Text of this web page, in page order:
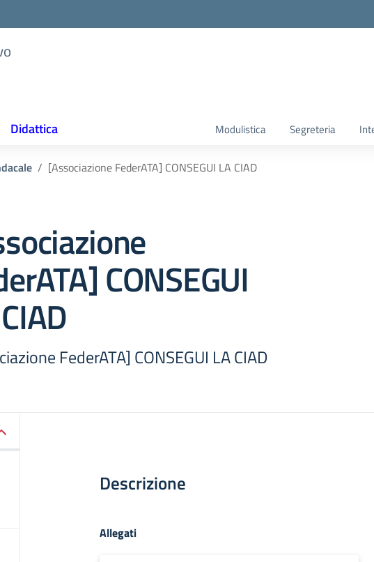
Didattica Modulistica Segreteria
[Associazione FederATA] CONSEGUI LA CIAD
CONSEGUI
FederATA] CONSEGUI LA CIAD
Descrizione
Allegati